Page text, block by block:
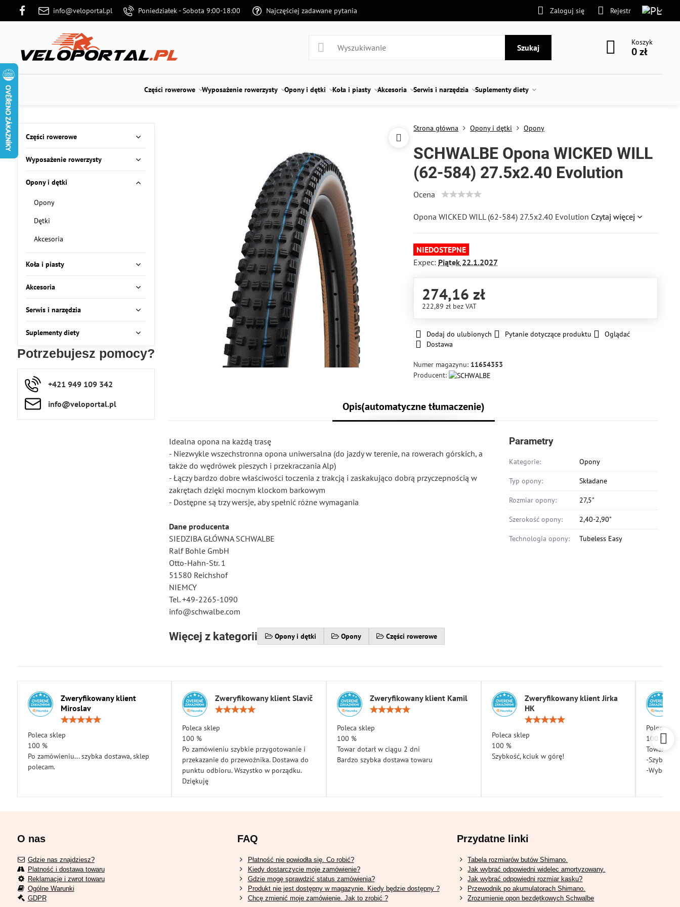
info@veloportal.pl Poniedziałek - Sobota 9:00-18:00 Najczęściej zadawane pytania Zaloguj się Rejestr
Szukaj
Koszyk
0 zł
Części rowerowe Wyposażenie rowerzysty Opony i dętki Koła i piasty Akcesoria Serwis i narzędzia Suplementy diety
Strona główna Opony i dętki Opony
SCHWALBE Opona WICKED WILL
(62-584) 27.5x2.40 Evolution
Ocena
Opona WICKED WILL (62-584) 27.5x2.40 Evolution Czytaj więcej
NIEDOSTEPNE
Expec: Piątek 22.1.2027
274,16 zł
222,89 zł bez VAT
Dodaj do ulubionych Pytanie dotyczące produktu
Oglądać
Dostawa
Numer magazynu: 11654353
Producent:
Opis(automatyczne tłumaczenie)
Idealna opona na każdą trasę
- Niezwykle wszechstronna opona uniwersalna (do jazdy w terenie, na rowerach górskich, a
także do wędrówek pieszych i przekraczania Alp)
- Łączy bardzo dobre właściwości toczenia z trakcją i zaskakująco dobrą przyczepnością w
zakrętach dzięki mocnym klockom barkowym
- Dostępne są trzy wersje, aby spełnić różne wymagania
Dane producenta
SIEDZIBA GŁÓWNA SCHWALBE
Ralf Bohle GmbH
Otto-Hahn-Str. 1
51580 Reichshof
NIEMCY
Tel. +49-2265-1090
info@schwalbe.com
Więcej z kategorii Opony i dętki Opony Części rowerowe
Parametry
Kategorie: Opony
Typ opony: Składane
Rozmiar opony: 27,5"
Szerokość opony: 2,40-2,90"
Technologia opony: Tubeless Easy
Części rowerowe
Wyposażenie rowerzysty
Opony i dętki
Opony
Dętki
Akcesoria
Koła i piasty
Akcesoria
Serwis i narzędzia
Suplementy diety
Potrzebujesz pomocy?
+421 949 109 342
info​​@veloportal​.pl
Zweryfikowany klient
Miroslav
Poleca sklep
100 %
Po zamówieniu... szybka dostawa, sklep
polecam.
Zweryfikowany klient Slavič
Poleca sklep
100 %
Po zamówieniu szybkie przygotowanie i
przekazanie do przewoźnika. Dostawa do
punktu odbioru. Wszystko w porządku.
Dziękuję
Zweryfikowany klient Kamil
Poleca sklep
100 %
Towar dotarł w ciągu 2 dni
Bardzo szybka dostawa towaru
Zweryfikowany klient Jirka
HK
Poleca sklep
100 %
Szybkość, kciuk w górę!
Poleca
100 %
Towar
-Szybkość
-Wybór
O nas
Gdzie nas znajdziesz?
Platność i dostawa towaru
Reklamacje i zwrot towaru
Ogólne Warunki
GDPR
FAQ
Płatność nie powiodła się. Co robić?
Kiedy dostarczycie moje zamówienie?
Gdzie mogę sprawdzić status zamówienia?
Produkt nie jest dostępny w magazynie. Kiedy będzie dostępny ?
Chcę zmienić moje zamówienie. Jak to zrobić ?
Przydatne linki
Tabela rozmiarów butów Shimano.
Jak wybrać odpowiedni widelec amortyzowany.
Jak wybrać odpowiedni rozmiar kasku?
Przewodnik po akumulatorach Shimano.
Zrozumienie opon bezdętkowych Schwalbe